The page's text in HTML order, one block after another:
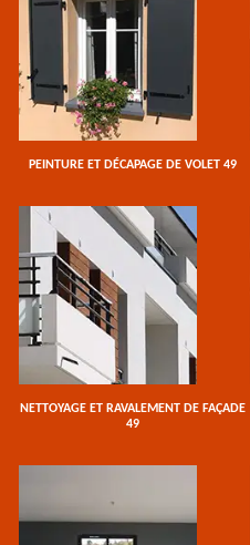
PEINTURE ET DÉCAPAGE DE VOLET 49
NETTOYAGE ET RAVALEMENT DE FAÇADE
49